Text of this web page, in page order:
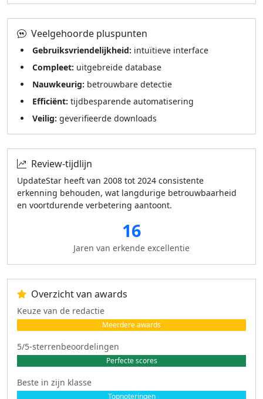
Veelgehoorde pluspunten
Gebruiksvriendelijkheid: intuïtieve interface
Compleet: uitgebreide database
Nauwkeurig: betrouwbare detectie
Efficiënt: tijdbesparende automatisering
Veilig: geverifieerde downloads
Review-tijdlijn
UpdateStar heeft van 2008 tot 2024 consistente
erkenning behouden, wat langdurige betrouwbaarheid
en voortdurende verbetering aantoont.
16
Jaren van erkende excellentie
Overzicht van awards
Keuze van de redactie
Meerdere awards
5/5-sterrenbeoordelingen
Perfecte scores
Beste in zijn klasse
Topnoteringen